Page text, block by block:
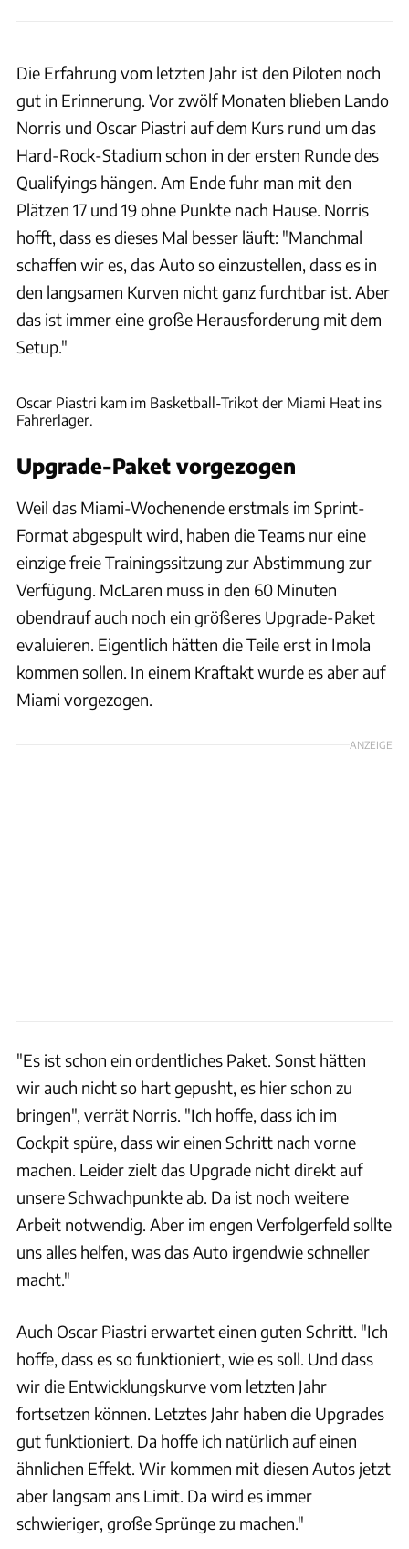
Die Erfahrung vom letzten Jahr ist den Piloten noch
gut in Erinnerung. Vor zwölf Monaten blieben Lando
Norris und Oscar Piastri auf dem Kurs rund um das
Hard-Rock-Stadium schon in der ersten Runde des
Qualifyings hängen. Am Ende fuhr man mit den
Plätzen 17 und 19 ohne Punkte nach Hause. Norris
hofft, dass es dieses Mal besser läuft: "Manchmal
schaffen wir es, das Auto so einzustellen, dass es in
den langsamen Kurven nicht ganz furchtbar ist. Aber
das ist immer eine große Herausforderung mit dem
Setup."
Oscar Piastri kam im Basketball-Trikot der Miami Heat ins
Fahrerlager.
Upgrade-Paket vorgezogen
Weil das Miami-Wochenende erstmals im Sprint-
Format abgespult wird, haben die Teams nur eine
einzige freie Trainingssitzung zur Abstimmung zur
Verfügung. McLaren muss in den 60 Minuten
obendrauf auch noch ein größeres Upgrade-Paket
evaluieren. Eigentlich hätten die Teile erst in Imola
kommen sollen. In einem Kraftakt wurde es aber auf
Miami vorgezogen.
ANZEIGE
"Es ist schon ein ordentliches Paket. Sonst hätten
wir auch nicht so hart gepusht, es hier schon zu
bringen", verrät Norris. "Ich hoffe, dass ich im
Cockpit spüre, dass wir einen Schritt nach vorne
machen. Leider zielt das Upgrade nicht direkt auf
unsere Schwachpunkte ab. Da ist noch weitere
Arbeit notwendig. Aber im engen Verfolgerfeld sollte
uns alles helfen, was das Auto irgendwie schneller
macht."
Auch Oscar Piastri erwartet einen guten Schritt. "Ich
hoffe, dass es so funktioniert, wie es soll. Und dass
wir die Entwicklungskurve vom letzten Jahr
fortsetzen können. Letztes Jahr haben die Upgrades
gut funktioniert. Da hoffe ich natürlich auf einen
ähnlichen Effekt. Wir kommen mit diesen Autos jetzt
aber langsam ans Limit. Da wird es immer
schwieriger, große Sprünge zu machen."